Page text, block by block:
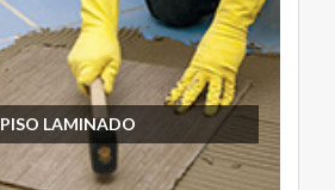
PISO LAMINADO